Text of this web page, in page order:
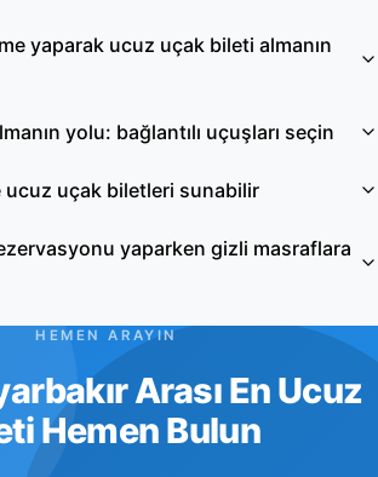
yaparak ucuz uçak bileti almanın
yolu: bağlantılı uçuşları seçin
ucuz uçak biletleri sunabilir
yaparken gizli masraflara
HEMEN ARAYIN
Arası En Ucuz
Hemen Bulun